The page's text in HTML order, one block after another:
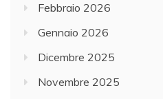
Febbraio 2026
Gennaio 2026
Dicembre 2025
Novembre 2025